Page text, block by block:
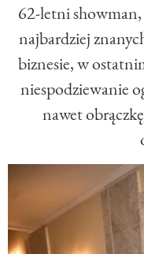
62-letni
najbardziej
biznesie, w
niespodziewanie
nawet